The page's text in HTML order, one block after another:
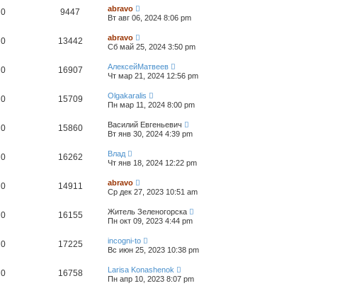
0 9447
abravo
Вт авг 06, 2024 8:06 pm
0 13442
abravo
Сб май 25, 2024 3:50 pm
0 16907
АлексейМатвеев
Чт мар 21, 2024 12:56 pm
0 15709
Olgakaralis
Пн мар 11, 2024 8:00 pm
0 15860
Василий Евгеньевич
Вт янв 30, 2024 4:39 pm
0 16262
Влад
Чт янв 18, 2024 12:22 pm
0 14911
abravo
Ср дек 27, 2023 10:51 am
0 16155
Житель Зеленогорска
Пн окт 09, 2023 4:44 pm
0 17225
incogni-to
Вс июн 25, 2023 10:38 pm
0 16758
Larisa Konashenok
Пн апр 10, 2023 8:07 pm